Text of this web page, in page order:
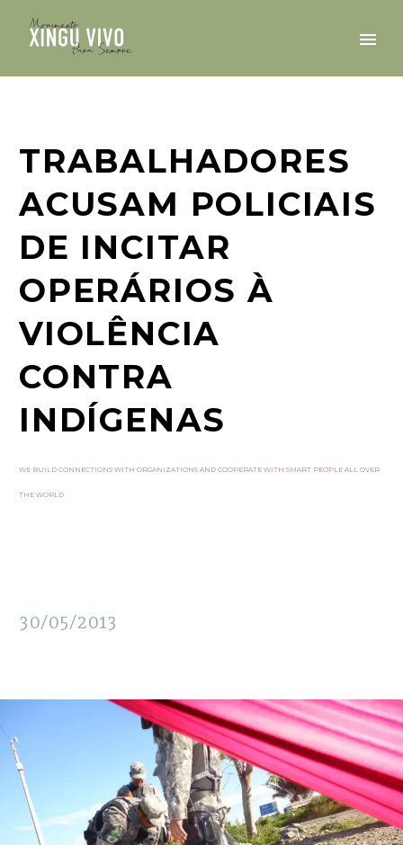
TRABALHADORES
ACUSAM POLICIAIS
DE INCITAR
OPERÁRIOS À
VIOLÊNCIA
CONTRA
INDÍGENAS
WE BUILD CONNECTIONS WITH ORGANIZATIONS AND COOPERATE WITH SMART PEOPLE ALL OVER
THE WORLD
30/05/2013